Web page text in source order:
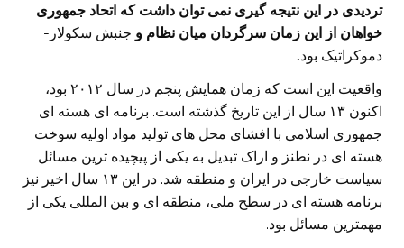
تردیدی در این نتیجه گیری نمی توان داشت که اتحاد جمهوری
خواهان از این زمان سرگردان میان نظام و جنبش سکولار-
دموکراتیک بود.
واقعیت این است که زمان همایش پنجم در سال ۲۰۱۲ بود،
اکنون ۱۳ سال از این تاریخ گذشته است. برنامه ای هسته ای
جمهوری اسلامی با افشای محل های تولید مواد اولیه سوخت
هسته ای در نطنز و اراک تبدیل به یکی از پیچیده ترین مسائل
سیاست خارجی در ایران و منطقه شد. در این ۱۳ سال اخیر نیز
برنامه هسته ای در سطح ملی، منطقه ای و بین المللی یکی از
مهمترین مسائل بود.